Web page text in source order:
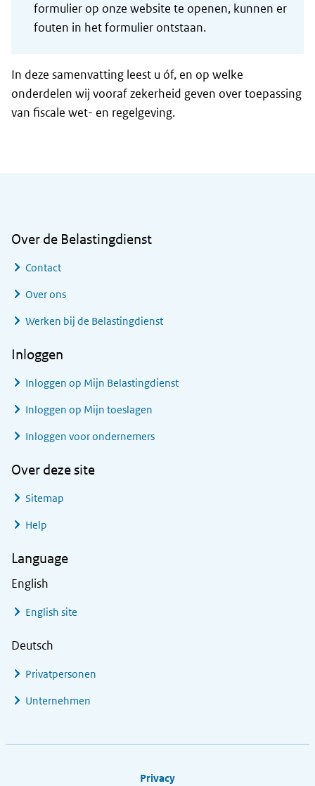
formulier op onze website te openen, kunnen er
fouten in het formulier ontstaan.
In deze samenvatting leest u óf, en op welke
onderdelen wij vooraf zekerheid geven over toepassing
van fiscale wet- en regelgeving.
Over de Belastingdienst
Contact
Over ons
Werken bij de Belastingdienst
Inloggen
Inloggen op Mijn Belastingdienst
Inloggen op Mijn toeslagen
Inloggen voor ondernemers
Over deze site
Sitemap
Help
Language
English
English site
Deutsch
Privatpersonen
Unternehmen
Privacy